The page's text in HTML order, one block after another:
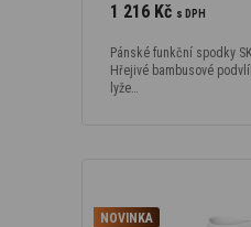
1 216 Kč s DPH
Pánské funkční spodky
Hřejivé bambusové
lyže…
NOVINKA